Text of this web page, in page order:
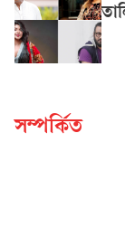
সম্পর্কিত